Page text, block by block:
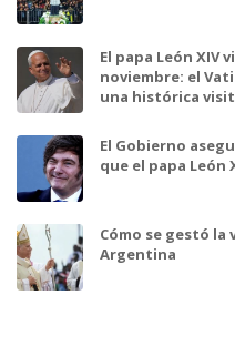
El papa León XIV
noviembre: el
una histórica
El Gobierno
que el papa León
Cómo se gestó la
Argentina